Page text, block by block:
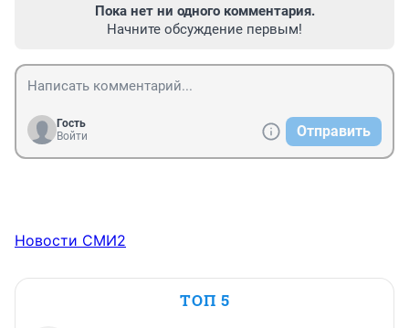
Пока нет ни одного комментария.
Начните обсуждение первым!
Гость
Войти
Отправить
Новости СМИ2
ТОП 5